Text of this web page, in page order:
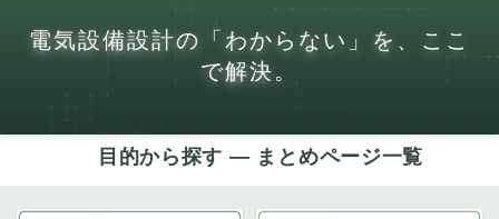
電気設備設計の「わからない」を、ここ
で解決。